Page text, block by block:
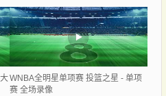
WNBA全明星单项赛 投篮之星 - 单项
赛 全场录像